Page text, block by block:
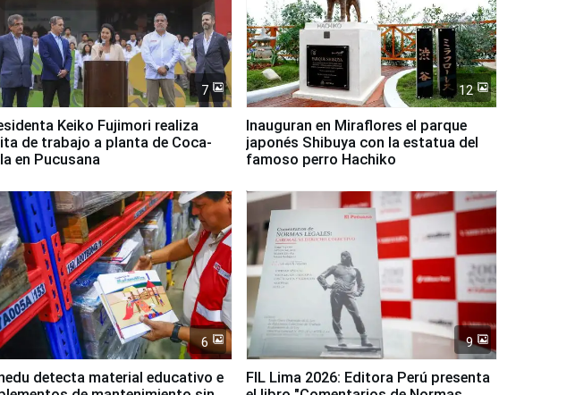
7
Keiko Fujimori realiza
de trabajo a planta de Coca-
en Pucusana
12
Inauguran en Miraflores el parque
japonés Shibuya con la estatua del
famoso perro Hachiko
6
detecta material educativo e
9
FIL Lima 2026: Editora Perú presenta